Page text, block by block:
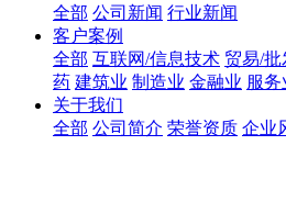
全部 公司新闻 行业新闻
客户案例
全部 互联网/信息技术 贸易/批
药 建筑业 制造业 金融业 服务
关于我们
全部 公司简介 荣誉资质 企业